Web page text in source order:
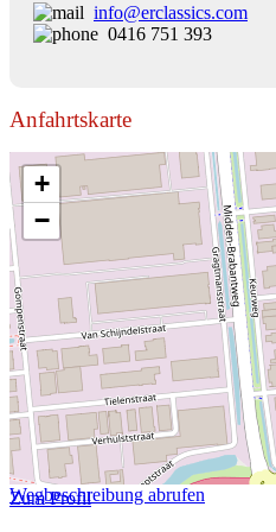
info@erclassics.com
0416 751 393
Anfahrtskarte
+
−
Wegbeschreibung abrufen
Zum Profil